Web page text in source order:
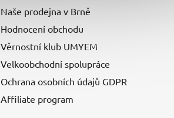
Naše prodejna v Brně
Hodnocení obchodu
Věrnostní klub UMYEM
Velkoobchodní spolupráce
Ochrana osobních údajů GDPR
Affiliate program